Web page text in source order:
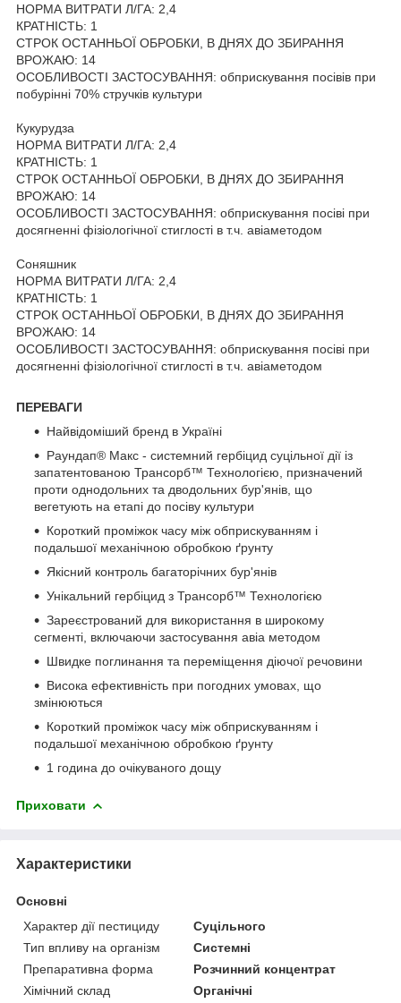
НОРМА ВИТРАТИ Л/ГА: 2,4
КРАТНІСТЬ: 1
СТРОК ОСТАННЬОЇ ОБРОБКИ, В ДНЯХ ДО ЗБИРАННЯ
ВРОЖАЮ: 14
ОСОБЛИВОСТІ ЗАСТОСУВАННЯ: обприскування посівів при
побурінні 70% стручків культури
Кукурудза
НОРМА ВИТРАТИ Л/ГА: 2,4
КРАТНІСТЬ: 1
СТРОК ОСТАННЬОЇ ОБРОБКИ, В ДНЯХ ДО ЗБИРАННЯ
ВРОЖАЮ: 14
ОСОБЛИВОСТІ ЗАСТОСУВАННЯ: обприскування посіві при
досягненні фізіологічної стиглості в т.ч. авіаметодом
Соняшник
НОРМА ВИТРАТИ Л/ГА: 2,4
КРАТНІСТЬ: 1
СТРОК ОСТАННЬОЇ ОБРОБКИ, В ДНЯХ ДО ЗБИРАННЯ
ВРОЖАЮ: 14
ОСОБЛИВОСТІ ЗАСТОСУВАННЯ: обприскування посіві при
досягненні фізіологічної стиглості в т.ч. авіаметодом
ПЕРЕВАГИ
Найвідоміший бренд в Україні
Раундап® Макс - системний гербіцид суцільної дії із
запатентованою Трансорб™ Технологією, призначений
проти однодольних та дводольних бур'янів, що
вегетують на етапі до посіву культури
Короткий проміжок часу між обприскуванням і
подальшої механічною обробкою ґрунту
Якісний контроль багаторічних бур'янів
Унікальний гербіцид з Трансорб™ Технологією
Зареєстрований для використання в широкому
сегменті, включаючи застосування авіа методом
Швидке поглинання та переміщення діючої речовини
Висока ефективність при погодних умовах, що
змінюються
Короткий проміжок часу між обприскуванням і
подальшої механічною обробкою ґрунту
1 година до очікуваного дощу
Приховати
Характеристики
Основні
Характер дії пестициду
Суцільного
Тип впливу на організм
Системні
Препаративна форма
Розчинний концентрат
Хімічний склад
Органічні